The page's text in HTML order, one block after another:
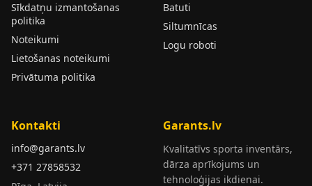
Sīkdatņu izmantošanas
politika
Noteikumi
Lietošanas noteikumi
Privātuma politika
Batuti
Siltumnīcas
Logu roboti
Kontakti
info@garants.lv
+371 27858532
Garants.lv
Kvalitatīvs sporta inventārs,
dārza aprīkojums un
tehnoloģijas ikdienai.